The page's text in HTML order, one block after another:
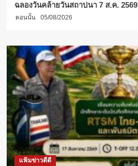
ฉลองวันคล้ายวันสถาปนา 7 ส.ค. 2569
ตอนนั้น 05/08/2026
แฟ้มข่าวดีดี